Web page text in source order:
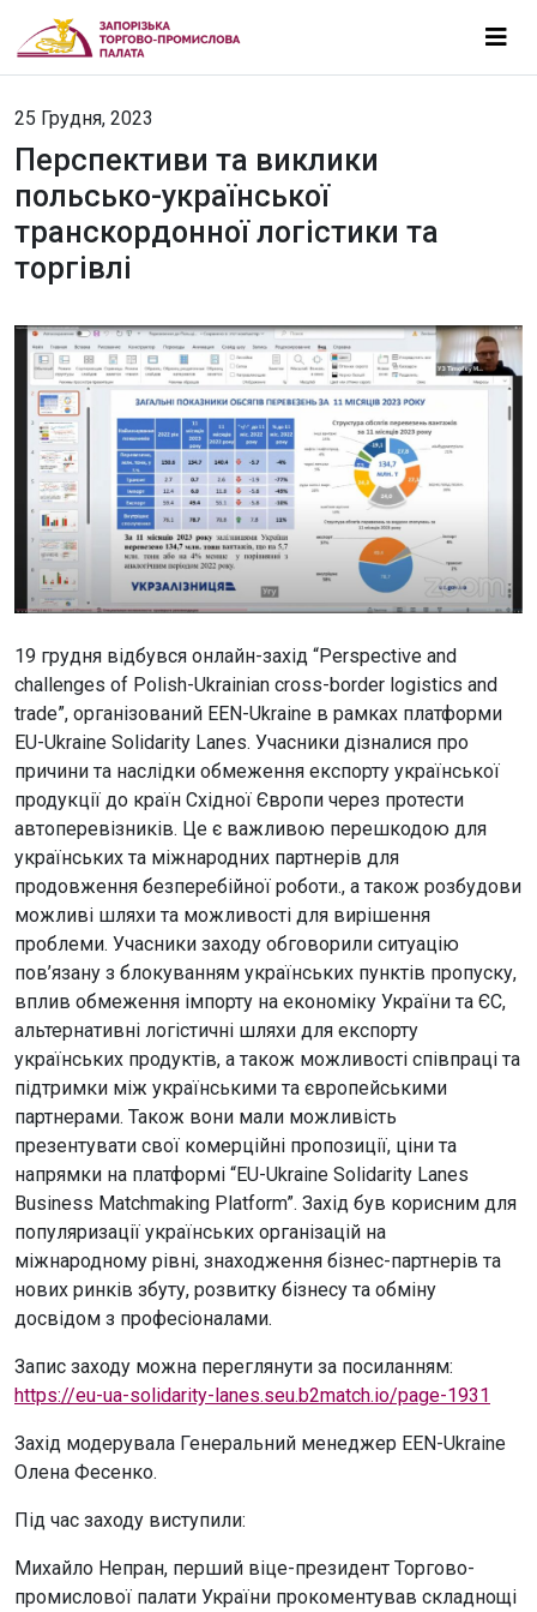
25 Грудня, 2023
Перспективи та виклики
польсько-української
транскордонної логістики та
торгівлі
19 грудня відбувся онлайн-захід “Perspective and
challenges of Polish-Ukrainian cross-border logistics and
trade”, організований EEN-Ukraine в рамках платформи
EU-Ukraine Solidarity Lanes. Учасники дізналися про
причини та наслідки обмеження експорту української
продукції до країн Східної Європи через протести
автоперевізників. Це є важливою перешкодою для
українських та міжнародних партнерів для
продовження безперебійної роботи., а також розбудови
можливі шляхи та можливості для вирішення
проблеми. Учасники заходу обговорили ситуацію
пов’язану з блокуванням українських пунктів пропуску,
вплив обмеження імпорту на економіку України та ЄС,
альтернативні логістичні шляхи для експорту
українських продуктів, а також можливості співпраці та
підтримки між українськими та європейськими
партнерами. Також вони мали можливість
презентувати свої комерційні пропозиції, ціни та
напрямки на платформі “EU-Ukraine Solidarity Lanes
Business Matchmaking Platform”. Захід був корисним для
популяризації українських організацій на
міжнародному рівні, знаходження бізнес-партнерів та
нових ринків збуту, розвитку бізнесу та обміну
досвідом з професіоналами.
Запис заходу можна переглянути за посиланням:
https://eu-ua-solidarity-lanes.seu.b2match.io/page-1931
Захід модерувала Генеральний менеджер EEN-Ukraine
Олена Фесенко.
Під час заходу виступили:
Михайло Непран, перший віце-президент Торгово-
промислової палати України прокоментував складнощі